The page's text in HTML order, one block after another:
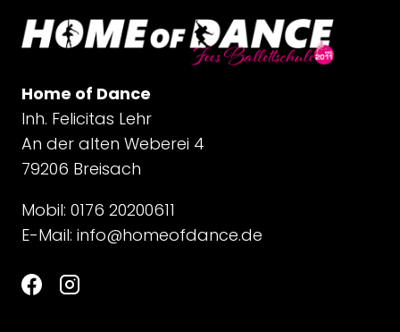
Home of Dance
Inh. Felicitas Lehr
An der alten Weberei 4
79206 Breisach
Mobil: 0176 20200611
E-Mail: info@homeofdance.de